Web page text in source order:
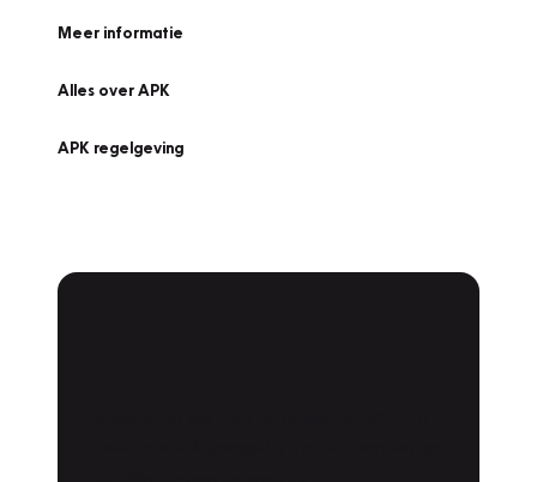
Meer informatie
Alles over APK
APK regelgeving